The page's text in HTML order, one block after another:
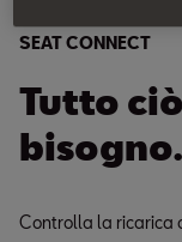
SEAT CONNECT
Tutto
bisogno.
Controlla la ricarica